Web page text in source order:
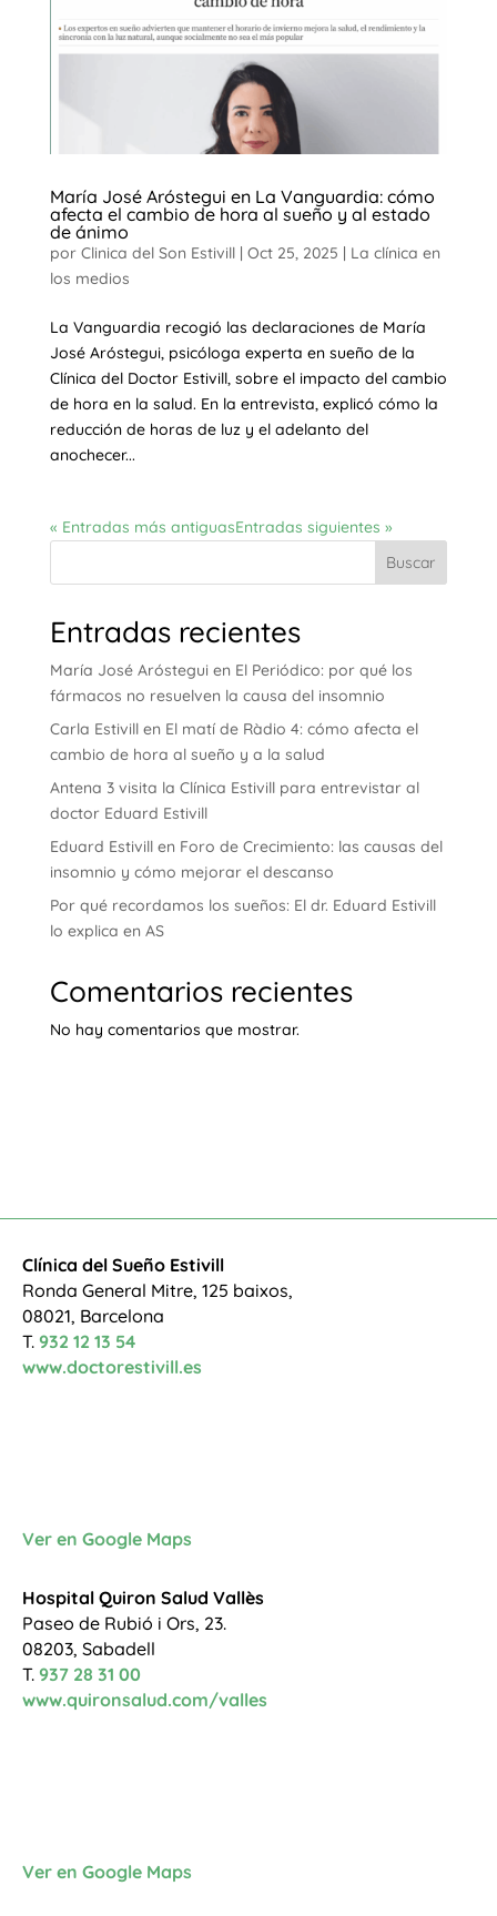
María José Aróstegui en La Vanguardia: cómo
afecta el cambio de hora al sueño y al estado
de ánimo
por Clinica del Son Estivill| Oct 25, 2025 | La clínica en
los medios
La Vanguardia recogió las declaraciones de María
José Aróstegui, psicóloga experta en sueño de la
Clínica del Doctor Estivill, sobre el impacto del cambio
de hora en la salud. En la entrevista, explicó cómo la
reducción de horas de luz y el adelanto del
anochecer...
« Entradas más antiguasEntradas siguientes »
Buscar
Entradas recientes
María José Aróstegui en El Periódico: por qué los
fármacos no resuelven la causa del insomnio
Carla Estivill en El matí de Ràdio 4: cómo afecta el
cambio de hora al sueño y a la salud
Antena 3 visita la Clínica Estivill para entrevistar al
doctor Eduard Estivill
Eduard Estivill en Foro de Crecimiento: las causas del
insomnio y cómo mejorar el descanso
Por qué recordamos los sueños: El dr. Eduard Estivill
lo explica en AS
Comentarios recientes
No hay comentarios que mostrar.
Clínica del Sueño Estivill
Ronda General Mitre, 125 baixos,
08021, Barcelona
T. 932 12 13 54
www.doctorestivill.es
Ver en Google Maps
Hospital Quiron Salud Vallès
Paseo de Rubió i Ors, 23.
08203, Sabadell
T. 937 28 31 00
www.quironsalud.com/valles
Ver en Google Maps